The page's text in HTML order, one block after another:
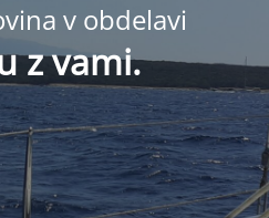
v obdelavi
z vami.